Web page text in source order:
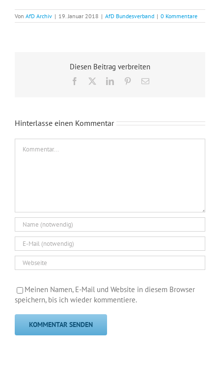
Von AfD Archiv | 19. Januar 2018 | AfD Bundesverband | 0 Kommentare
Diesen Beitrag verbreiten
Facebook LinkedInPinterest
E-
Hinterlasse einen Kommentar
Meinen Namen, E-Mail und Website in diesem Browser
speichern, bis ich wieder kommentiere.